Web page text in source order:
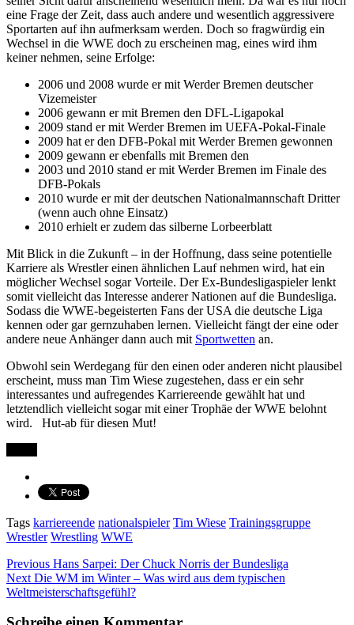
eine Frage der Zeit, dass auch andere und wesentlich aggressivere
Sportarten auf ihn aufmerksam werden. Doch so fragwürdig ein
Wechsel in die WWE doch zu erscheinen mag, eines wird ihm
keiner nehmen, seine Erfolge:
2006 und 2008 wurde er mit Werder Bremen deutscher
Vizemeister
2006 gewann er mit Bremen den DFL-Ligapokal
2009 stand er mit Werder Bremen im UEFA-Pokal-Finale
2009 hat er den DFB-Pokal mit Werder Bremen gewonnen
2009 gewann er ebenfalls mit Bremen den
2003 und 2010 stand er mit Werder Bremen im Finale des
DFB-Pokals
2010 wurde er mit der deutschen Nationalmannschaft Dritter
(wenn auch ohne Einsatz)
2010 erhielt er zudem das silberne Lorbeerblatt
Mit Blick in die Zukunft – in der Hoffnung, dass seine potentielle
Karriere als Wrestler einen ähnlichen Lauf nehmen wird, hat ein
möglicher Wechsel sogar Vorteile. Der Ex-Bundesligaspieler lenkt
somit vielleicht das Interesse anderer Nationen auf die Bundesliga.
Sodass die WWE-begeisterten Fans der USA die deutsche Liga
kennen oder gar gernzuhaben lernen. Vielleicht fängt der eine oder
andere neue Anhänger dann auch mit Sportwetten an.
Obwohl sein Werdegang für den einen oder anderen nicht plausibel
erscheint, muss man Tim Wiese zugestehen, dass er ein sehr
interessantes und aufregendes Karriereende gewählt hat und
letztendlich vielleicht sogar mit einer Trophäe der WWE belohnt
wird. Hut-ab für diesen Mut!
Tags karriereende nationalspieler Tim Wiese Trainingsgruppe
Wrestler Wrestling WWE
Previous Hans Sarpei: Der Chuck Norris der Bundesliga
Next Die WM im Winter – Was wird aus dem typischen
Weltmeisterschaftsgefühl?